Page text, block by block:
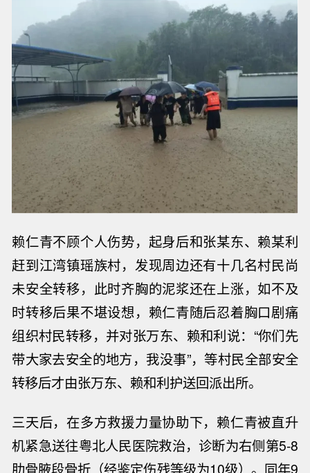
赖仁青不顾个人伤势，起身后和张某东、赖某利
赶到江湾镇瑶族村，发现周边还有十几名村民尚
未安全转移，此时齐胸的泥浆还在上涨，如不及
时转移后果不堪设想，赖仁青随后忍着胸口剧痛
组织村民转移，并对张万东、赖和利说：“你们先
带大家去安全的地方，我没事”，等村民全部安全
转移后才由张万东、赖和利护送回派出所。
三天后，在多方救援力量协助下，赖仁青被直升
机紧急送往粤北人民医院救治，诊断为右侧第5-8
肋骨腋段骨折（经鉴定伤残等级为10级）。同年9